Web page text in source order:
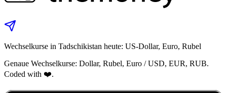
Wechselkurse in Tadschikistan heute: US‑Dollar, Euro, Rubel
Genaue Wechselkurse: Dollar, Rubel, Euro / USD, EUR, RUB.
Coded with ❤️.